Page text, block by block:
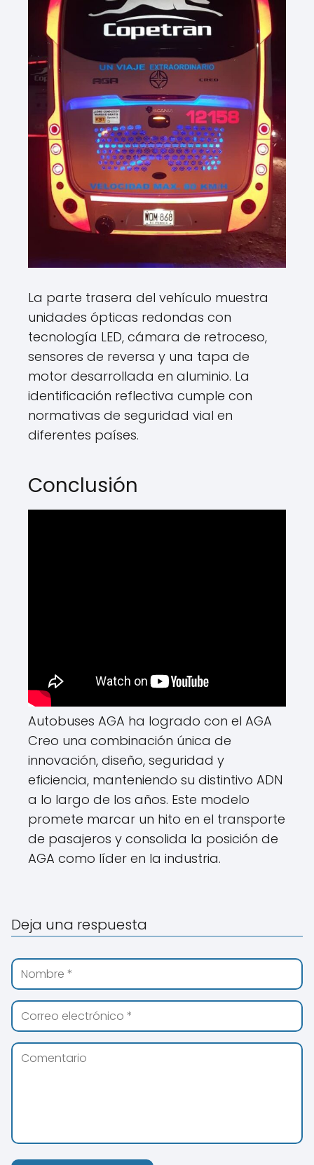
La parte trasera del vehículo muestra
unidades ópticas redondas con
tecnología LED, cámara de retroceso,
sensores de reversa y una tapa de
motor desarrollada en aluminio. La
identificación reflectiva cumple con
normativas de seguridad vial en
diferentes países.
Conclusión
Autobuses AGA ha logrado con el AGA
Creo una combinación única de
innovación, diseño, seguridad y
eficiencia, manteniendo su distintivo ADN
a lo largo de los años. Este modelo
promete marcar un hito en el transporte
de pasajeros y consolida la posición de
AGA como líder en la industria.
Deja una respuesta